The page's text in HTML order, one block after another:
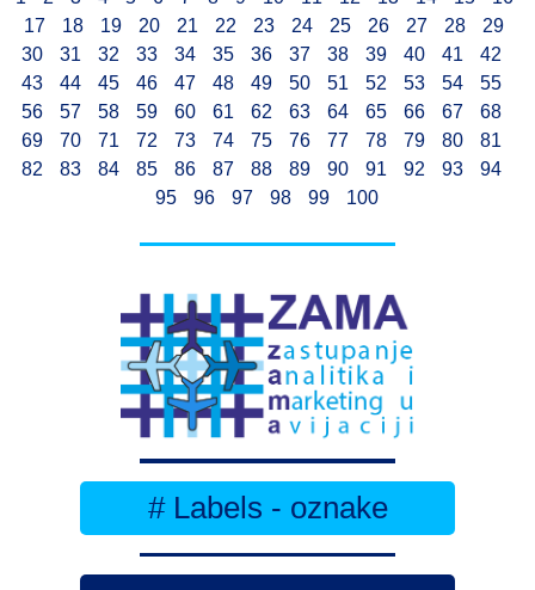
17
18 19 20 21 22 23 24 25 26 27 28
29
30
31 32 33 34 35 36 37 38 39 40 41
42
43
44 45 46 47 48 49 50 51 52 53 54
55
56
57 58 59 60 61 62 63 64 65 66 67
68
69
70 71 72 73 74 75 76 77 78 79 80
81
82
83 84 85 86 87 88 89 90 91 92 93
94
95
96 97 98 99 100
# Labels - oznake